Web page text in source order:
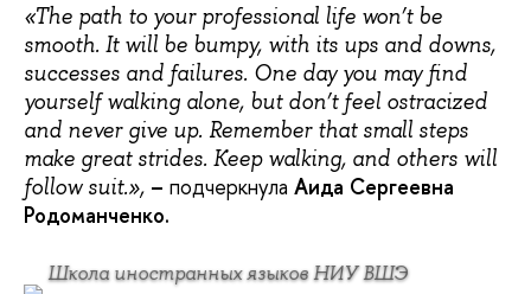
«The path to your professional life won’t be
smooth. It will be bumpy, with its ups and downs,
successes and failures. One day you may find
yourself walking alone, but don’t feel ostracized
and never give up. Remember that small steps
make great strides. Keep walking, and others will
follow suit.», – подчеркнула Аида Сергеевна
Родоманченко.
Школа иностранных языков НИУ ВШЭ